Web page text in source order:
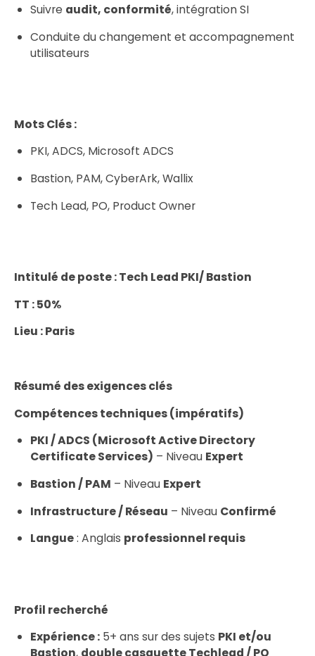
Suivre audit, conformité, intégration SI
Conduite du changement et accompagnement
utilisateurs
Mots Clés :
PKI, ADCS, Microsoft ADCS
Bastion, PAM, CyberArk, Wallix
Tech Lead, PO, Product Owner
Intitulé de poste : Tech Lead PKI/ Bastion
TT : 50%
Lieu : Paris
Résumé des exigences clés
Compétences techniques (impératifs)
PKI / ADCS (Microsoft Active Directory
Certificate Services) – Niveau Expert
Bastion / PAM – Niveau Expert
Infrastructure / Réseau – Niveau Confirmé
Langue: Anglais professionnel requis
Profil recherché
Expérience : 5+ ans sur des sujets PKI et/ou